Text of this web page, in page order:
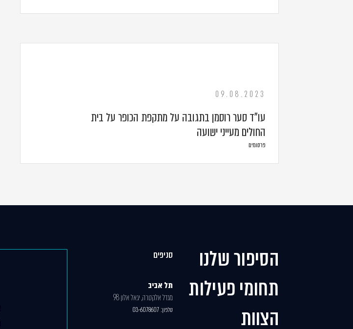
09.08.2023
עו"ד סער רוסמן בתגובה על מתקפת הכופר על בית
החולים מעייני ישועה
פרסומים
הסיפור שלנו
תחומי פעילות
הצוות
סניפים
תל אביב
מגדל אלקטרה, יגאל אלון 98
טלפון: 03-6078607